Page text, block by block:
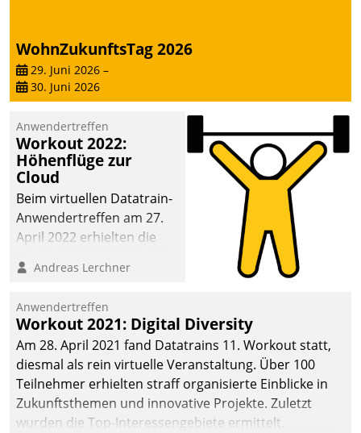
WohnZukunftsTag 2026
29. Juni 2026 –
30. Juni 2026
Anwendertreffen
Workout 2022:
Höhenflüge zur
Cloud
Beim virtuellen Datatrain-
Anwendertreffen am 27.
April 2022 erhielten die
Teilnehmer kurzweilige
Cloud-Strategien und -
Lösungen mit hohem
Zukunftspotenzial.
Andreas Lerchner
Anwendertreffen
Workout 2021: Digital Diversity
Am 28. April 2021 fand Datatrains 11. Workout statt,
diesmal als rein virtuelle Veranstaltung. Über 100
Teilnehmer erhielten straff organisierte Einblicke in
Zukunftsthemen und innovative Projekte. Zuletzt
wurden die Top-Interessengebiete ermittelt.